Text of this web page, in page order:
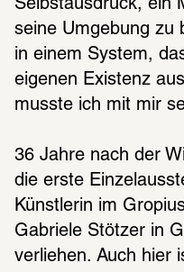
Selbstausdruck, ein
seine Umgebung zu
in einem System,
eigenen Existenz
musste ich mit mir
36 Jahre nach der
die erste
Künstlerin im
Gabriele Stötzer in
verliehen. Auch hier